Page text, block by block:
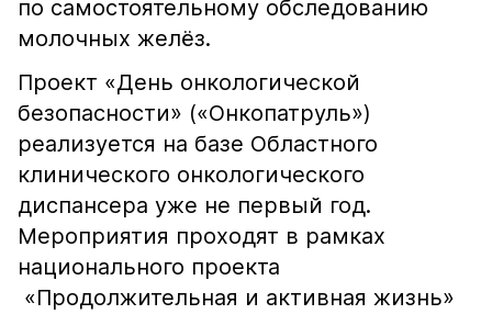
по самостоятельному обследованию
молочных желёз.
Проект «День онкологической
безопасности» («Онкопатруль»)
реализуется на базе Областного
клинического онкологического
диспансера уже не первый год.
Мероприятия проходят в рамках
национального проекта
«Продолжительная и активная жизнь»